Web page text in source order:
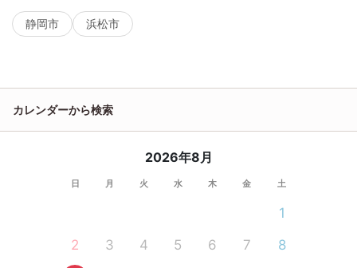
静岡市 浜松市
カレンダーから検索
2026年8月
日 月 火 水 木 金 土
1
2
3 4 5 6 7
8